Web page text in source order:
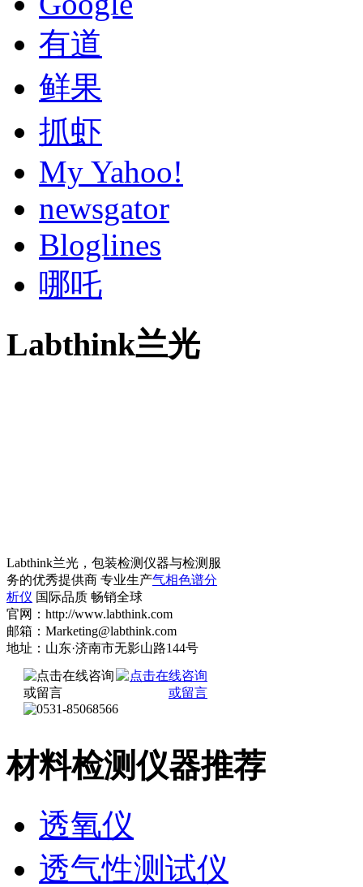
有道
鲜果
抓虾
My Yahoo!
newsgator
Bloglines
哪吒
Labthink兰光
Labthink兰光，包装检测仪器与检测服
务的优秀提供商 专业生产气相色谱分
析仪 国际品质 畅销全球
官网：http://www.labthink.com
邮箱：Marketing@labthink.com
地址：山东·济南市无影山路144号
材料检测仪器推荐
透氧仪
透气性测试仪